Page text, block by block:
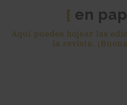
[ en
Aquí puedes hojear las
la revista.